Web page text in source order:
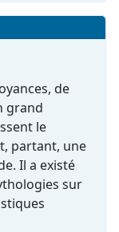
de
grand
le
partant, une
Il a existé
sur